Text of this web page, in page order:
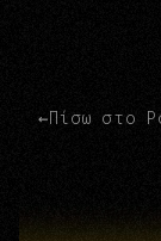
←Πίσω στο